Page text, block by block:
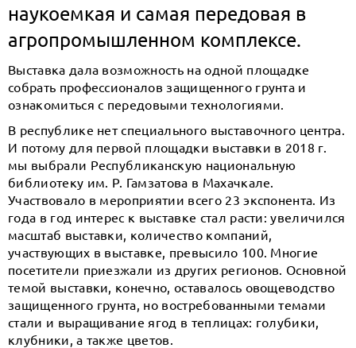
наукоемкая и самая передовая в
агропромышленном комплексе.
Выставка дала возможность на одной площадке
собрать профессионалов защищенного грунта и
ознакомиться с передовыми технологиями.
В республике нет специального выставочного центра.
И потому для первой площадки выставки в 2018 г.
мы выбрали Республиканскую национальную
библиотеку им. Р. Гамзатова в Махачкале.
Участвовало в мероприятии всего 23 экспонента. Из
года в год интерес к выставке стал расти: увеличился
масштаб выставки, количество компаний,
участвующих в выставке, превысило 100. Многие
посетители приезжали из других регионов. Основной
темой выставки, конечно, оставалось овощеводство
защищенного грунта, но востребованными темами
стали и выращивание ягод в теплицах: голубики,
клубники, а также цветов.